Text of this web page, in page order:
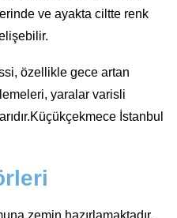
ve ayakta ciltte renk
özellikle gece artan
yaralar varisli
İstanbul
zemin hazırlamaktadır.